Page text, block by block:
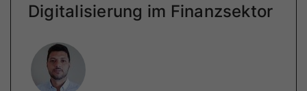
Digitalisierung im Finanzsektor
Author